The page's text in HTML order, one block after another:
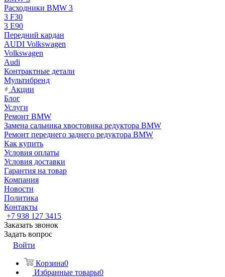
Расходники BMW 3
3 F30
3 E90
Передний кардан
AUDI Volkswagen
Volkswagen
Audi
Контрактные детали
Мультибренд
Акции
Блог
Услуги
Ремонт BMW
Замена сальника хвостовика редуктора BMW
Ремонт переднего заднего редуктора BMW
Как купить
Условия оплаты
Условия доставки
Гарантия на товар
Компания
Новости
Политика
Контакты
+7 938 127 3415
Заказать звонок
Задать вопрос
Войти
Корзина0
Избранные товары0